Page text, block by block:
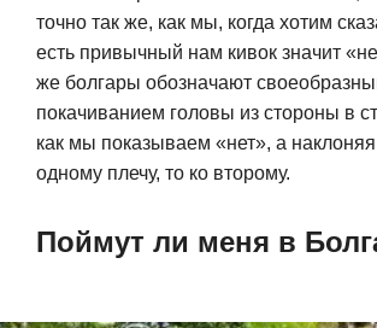
точно так же, как мы, когда хотим
есть привычный нам кивок значит
же болгары обозначают
покачиванием головы из стороны в
как мы показываем «нет», а наклоняя
одному плечу, то ко второму.
Поймут ли меня в